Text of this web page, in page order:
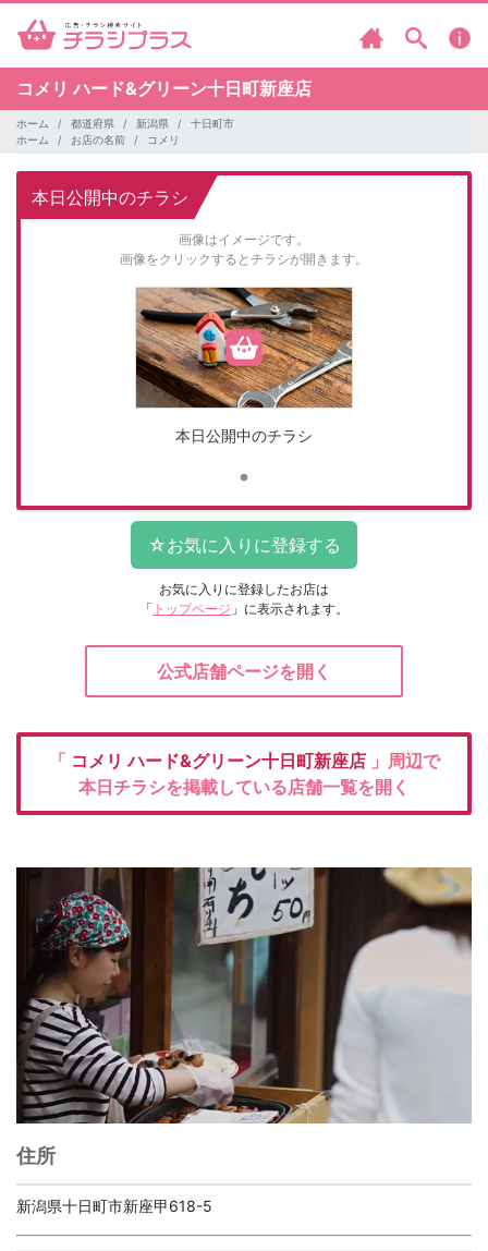
コメリハード&グリーン十日町新座店
ホーム 都道府県 新潟県
十日町市
ホーム
お店の名前 コメリ
本日公開中のチラシ
画像はイメージです。
画像をクリックするとチラシが開きます。
本日公開中のチラシ
お気に入りに登録したお店は
「 トップページ 」に表示されます。
公式店舗ページを開く
「 コメリハード&グリーン十日町新座店 」周辺で
本日チラシを掲載している店舗一覧を開く
住所
新潟県十日町市新座甲618-5